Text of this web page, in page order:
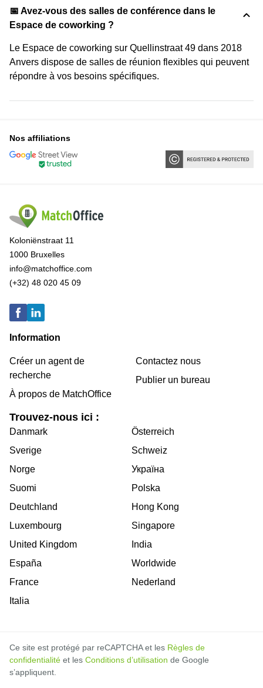
📅 Avez-vous des salles de conférence dans le
Espace de coworking ?
Le Espace de coworking sur Quellinstraat 49 dans 2018
Anvers dispose de salles de réunion flexibles qui peuvent
répondre à vos besoins spécifiques.
Nos affiliations
Koloniënstraat 11
1000 Bruxelles
info@matchoffice.com
(+32) 48 020 45 09
Information
Créer un agent de
recherche
À propos de MatchOffice
Contactez nous
Publier un bureau
Trouvez-nous ici :
Danmark
Sverige
Norge
Suomi
Deutchland
Luxembourg
United Kingdom
España
France
Italia
Österreich
Schweiz
Україна
Polska
Hong Kong
Singapore
India
Worldwide
Nederland
Ce site est protégé par reCAPTCHA et les Règles de
confidentialité et les Conditions d’utilisation de Google
s’appliquent.